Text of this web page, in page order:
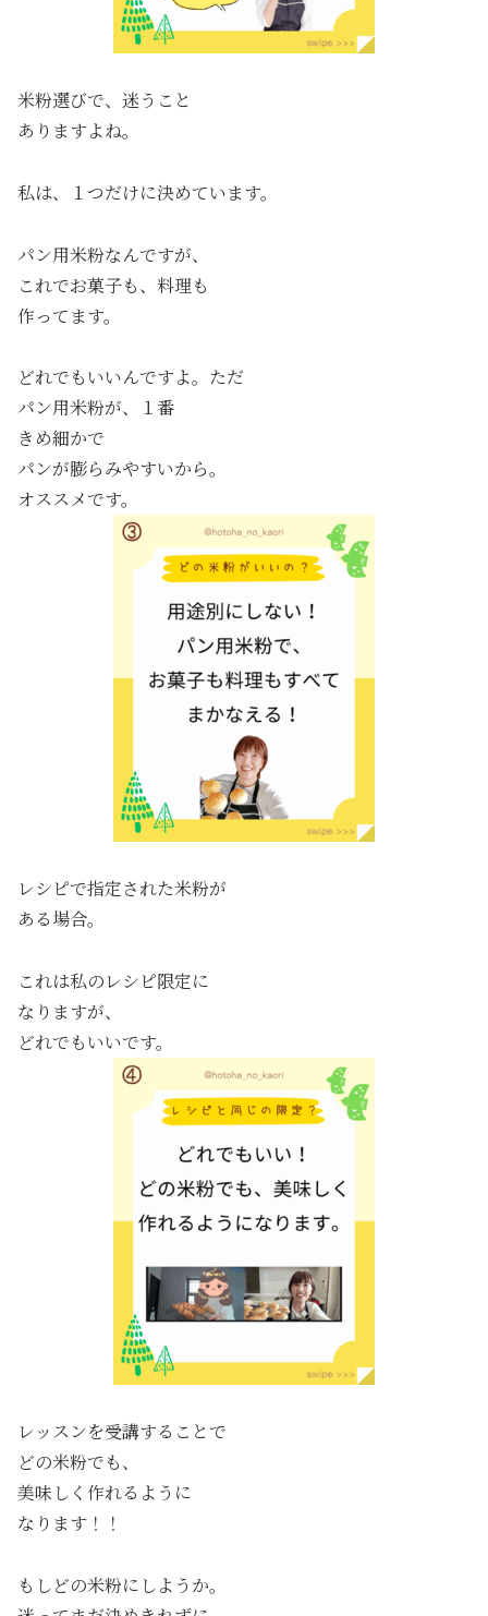
米粉選びで、迷うこと
ありますよね。
私は、１つだけに決めています。
パン用米粉なんですが、
これでお菓子も、料理も
作ってます。
どれでもいいんですよ。ただ
パン用米粉が、１番
きめ細かで
パンが膨らみやすいから。
オススメです。
レシピで指定された米粉が
ある場合。
これは私のレシピ限定に
なりますが、
どれでもいいです。
レッスンを受講することで
どの米粉でも、
美味しく作れるように
なります！！
もしどの米粉にしようか。